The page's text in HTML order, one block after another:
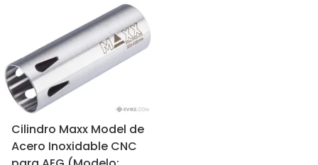
Cilindro Maxx Model de
Acero Inoxidable CNC